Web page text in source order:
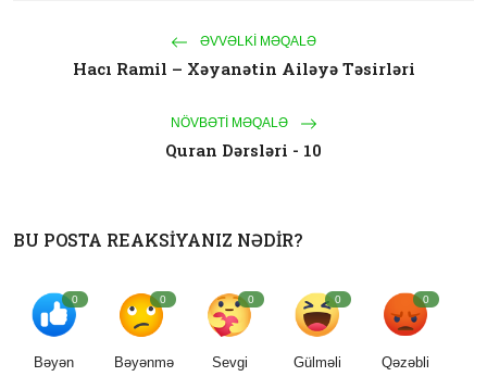
ƏVVƏLKI MƏQALƏ
Hacı Ramil – Xəyanətin Ailəyə Təsirləri
NÖVBƏTI MƏQALƏ
Quran Dərsləri - 10
BU POSTA REAKSIYANIZ NƏDIR?
0
Bəyən
0
Bəyənmə
0
Sevgi
0
Gülməli
0
Qəzəbli